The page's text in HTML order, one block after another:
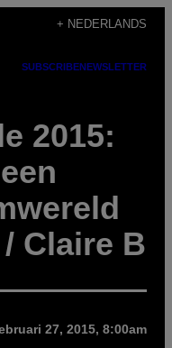
+ NEDERLANDS
SUBSCRIBENEWSLETTER
2015:
Claire B
27, 2015, 8:00am